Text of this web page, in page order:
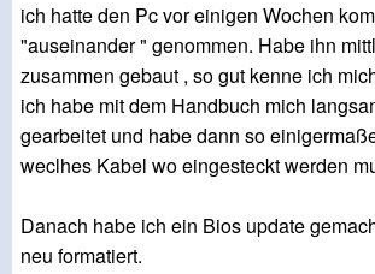
ich hatte den Pc vor einigen Wochen
"auseinander " genommen. Habe ihn
zusammen gebaut , so gut kenne ich
ich habe mit dem Handbuch mich
gearbeitet und habe dann so
weclhes Kabel wo eingesteckt werden
Danach habe ich ein Bios update
neu formatiert.